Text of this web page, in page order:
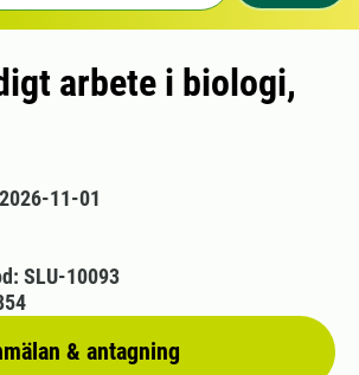
arbete i biologi,
11-01
& antagning
SLU-10093